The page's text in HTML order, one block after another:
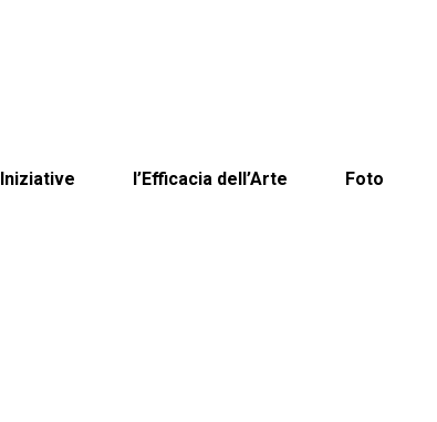
Iniziative l’Efficacia dell’Arte Foto